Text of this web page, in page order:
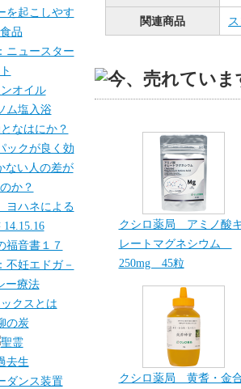
関連商品
クシロ薬局 アミノ酸
レートマグネシウム
250mg 45粒
クシロ薬局 黄耆・金